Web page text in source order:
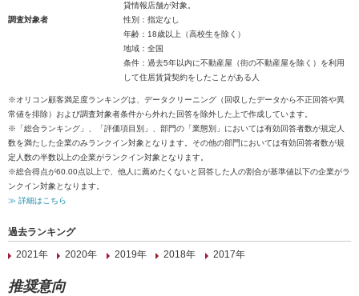
貸情報店舗が対象。
調査対象者
性別：指定なし
年齢：18歳以上（高校生を除く）
地域：全国
条件：過去5年以内に不動産屋（街の不動産屋を除く）を利用
して住居賃貸契約をしたことがある人
※オリコン顧客満足度ランキングは、データクリーニング（回収したデータから不正回答や異
常値を排除）および調査対象者条件から外れた回答を除外した上で作成しています。
※「総合ランキング」、「評価項目別」、部門の「業態別」においては有効回答者数が規定人
数を満たした企業のみランクイン対象となります。その他の部門においては有効回答者数が規
定人数の半数以上の企業がランクイン対象となります。
※総合得点が60.00点以上で、他人に薦めたくないと回答した人の割合が基準値以下の企業がラ
ンクイン対象となります。
≫ 詳細はこちら
過去ランキング
2021年
2020年 2019年 2018年 2017年
推奨意向